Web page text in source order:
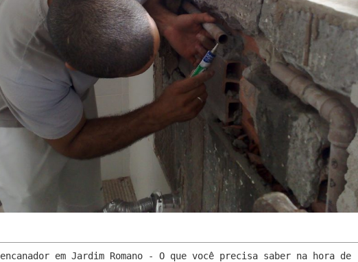
em Jardim Romano - O que você precisa saber na hora de